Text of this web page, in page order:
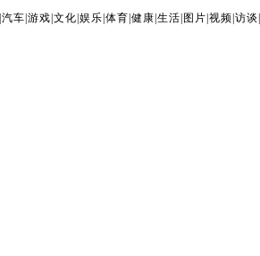
汽车 游戏 文化 娱乐 体育 健康 生活 图片 视频 访谈